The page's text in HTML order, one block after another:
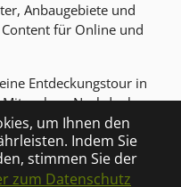
um Ihnen den
Indem Sie
stimmen Sie der
zum Datenschutz
Anbaugebiete und
für Online und
Entdeckungstour in
Nachdenken